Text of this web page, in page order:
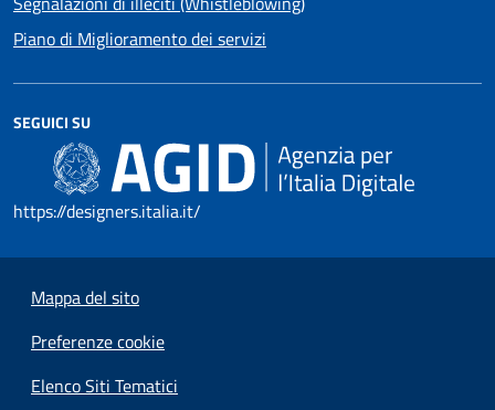
Piano di Miglioramento dei servizi
SEGUICI SU
https://designers.italia.it/
Mappa del sito
Preferenze cookie
Elenco Siti Tematici